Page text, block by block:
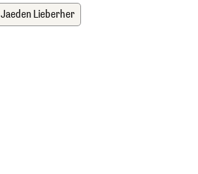
Jaeden Lieberher